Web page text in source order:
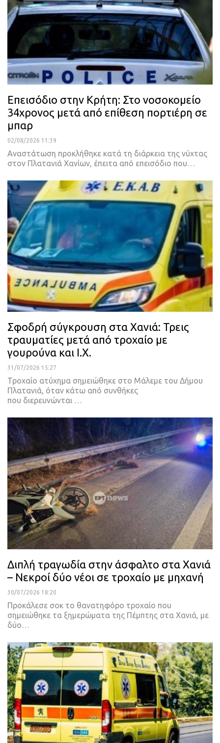
Επεισόδιο στην Κρήτη: Στο νοσοκομείο
34χρονος μετά από επίθεση πορτιέρη σε
μπαρ
02/08/2026 11:39
Αναστάτωση προκλήθηκε κατά τη διάρκεια της νύχτας
στον Πλατανιά Χανίων, έπειτα από επεισόδιο που…
Σφοδρή σύγκρουση στα Χανιά: Τρεις
τραυματίες μετά από τροχαίο με
γουρούνα και Ι.Χ.
31/07/2026 15:27
Τροχαίο ατύχημα σημειώθηκε στο Μάλεμε του Δήμου
Πλατανιά, όταν κάτω από συνθήκες
που διερευνώνται …
Διπλή τραγωδία στην άσφαλτο στα Χανιά
– Νεκροί δύο νέοι σε τροχαίο με μηχανή
30/07/2026 18:20
Προκάλεσε σοκ το θανατηφόρο τροχαίο που
σημειώθηκε τα ξημερώματα της Πέμπτης στα Χανιά, με
δύο…